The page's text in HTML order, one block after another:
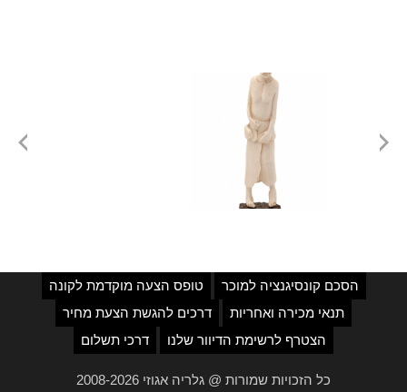
הסכם קונסיגנציה למוכר
טופס הצעה מוקדמת לקונה
תנאי מכירה ואחריות
דרכים להגשת הצעת מחיר
הצטרף לרשימת הדיוור שלנו
דרכי תשלום
כל הזכויות שמורות @ גלריה אגוזי 2008-2026